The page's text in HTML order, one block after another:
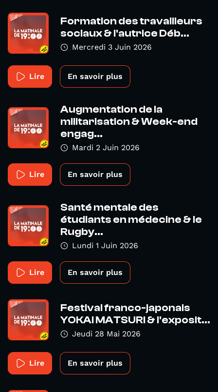
Formation des travailleurs
sociaux & l'autrice Déb...
Mercredi 3 Juin 2026
Lire En savoir plus
Augmentation de la
militarisation & Week-end
engag...
Mardi 2 Juin 2026
Lire En savoir plus
Santé mentale des
étudiants en médecine & le
Rugby...
Lundi 1 Juin 2026
Lire En savoir plus
Festival franco-japonais
YOKAI MATSURI & l'exposit...
Jeudi 28 Mai 2026
Lire En savoir plus